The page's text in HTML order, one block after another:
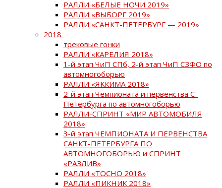
РАЛЛИ «БЕЛЫЕ НОЧИ 2019»
РАЛЛИ «ВЫБОРГ 2019»
РАЛЛИ «САНКТ-ПЕТЕРБУРГ — 2019»
2018
трековые гонки
РАЛЛИ «КАРЕЛИЯ 2018»
1-й этап ЧиП СПб, 2-й этап ЧиП СЗФО по
автомногоборью
РАЛЛИ «ЯККИМА 2018»
2-й этап Чемпионата и первенства С-
Петербурга по автомногоборью
РАЛЛИ-СПРИНТ «МИР АВТОМОБИЛЯ
2018»
3-й этап ЧЕМПИОНАТА И ПЕРВЕНСТВА
САНКТ-ПЕТЕРБУРГА ПО
АВТОМНОГОБОРЬЮ и СПРИНТ
«РАЗЛИВ»
РАЛЛИ «ТОСНО 2018»
РАЛЛИ «ПИКНИК 2018»